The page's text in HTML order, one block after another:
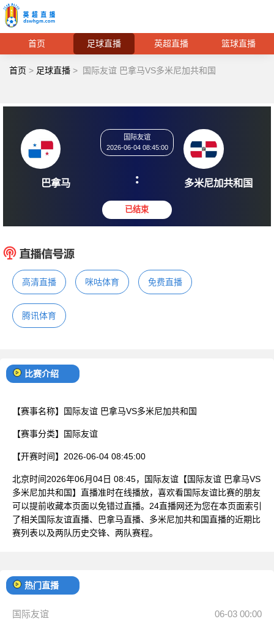
首页 足球直播 英超直播 篮球直播
首页 > 足球直播 > 国际友谊 巴拿马VS多米尼加共和国
巴拿马
2026-06-04 08:45:00
: 多米尼
高清直播 咪咕体育 免费直播
腾讯体育
比赛介绍
【赛事名称】 国际友谊 巴拿马VS多米尼加共和国
【赛事分类】 国际友谊
【开赛时间】 2026-06-04 08:45:00
北京时间2026年06月04日 08:45，国际友谊【国际友谊 巴拿马VS
多米尼加共和国】直播准时在线播放，喜欢看国际友谊比赛的朋友
可以提前收藏本页面以免错过直播。24直播网还为您在本页面索引
了相关国际友谊直播、巴拿马直播、多米尼加共和国直播的近期比
赛列表以及两队历史交锋、两队赛程。
热门直播
国际友谊 06-03 00:00